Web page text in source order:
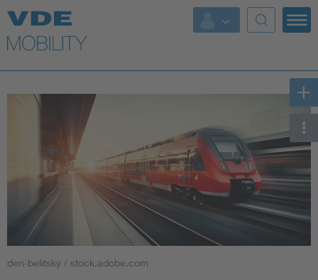
Top Themen
Fokusthemen
AI & Digital Trust
Health
den-belitsky / stock.adobe.com